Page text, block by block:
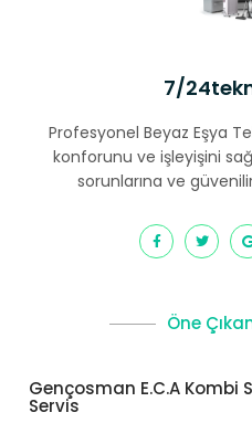
7/
Profesyonel Beyaz Eşya
konforunu ve işleyişini
sorunlarına ve
Öne
Gençosman E.C.A Kombi
Servis